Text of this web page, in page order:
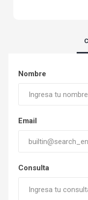
Nombre
Email
Consulta